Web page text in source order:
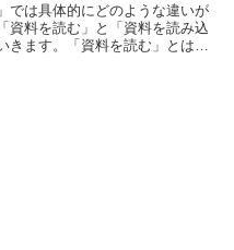
では具体的にどのような違いが
資料を読む」と「資料を読み込
ます。「資料を読む」とは?